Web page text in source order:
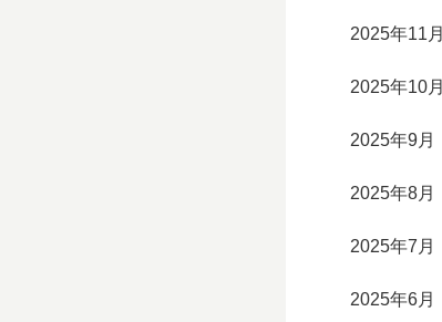
2025年11月
2025年10月
2025年9月
2025年8月
2025年7月
2025年6月